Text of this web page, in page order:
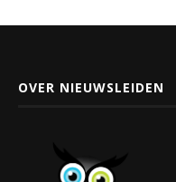
OVER NIEUWSLEIDEN